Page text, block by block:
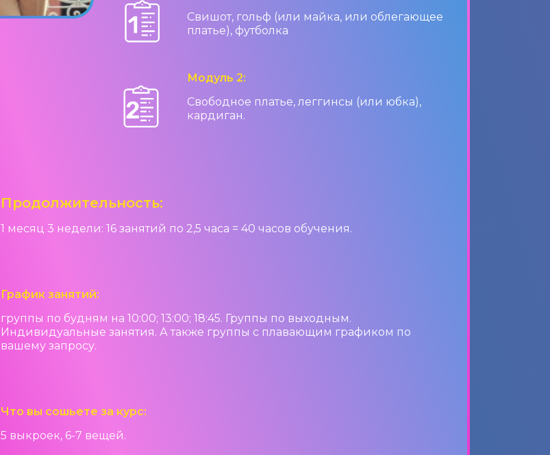
Свишот, гольф (или майка, или облегающее
платье), футболка
Модуль 2:
Свободное платье, леггинсы (или юбка),
кардиган.
Продолжительность:
1 месяц 3 недели: 16 занятий по 2,5 часа = 40 часов обучения.
График занятий:
группы по будням на 10:00; 13:00; 18:45. Группы по выходным.
Индивидуальные занятия. А также группы с плавающим графиком по
вашему запросу.
Что вы сошьете за курс:
5 выкроек, 6-7 вещей.